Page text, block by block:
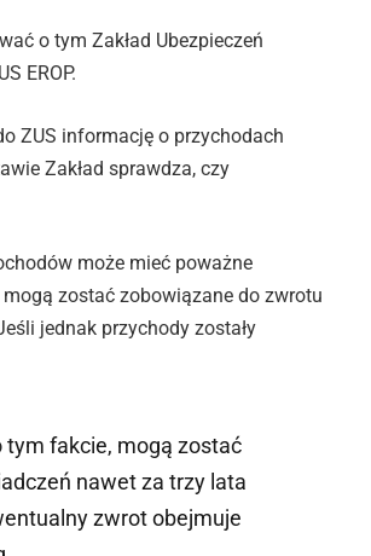
o tym Zakład Ubezpieczeń
EROP.
ZUS informację o przychodach
Zakład sprawdza, czy
może mieć poważne
zostać zobowiązane do zwrotu
jednak przychody zostały
tym fakcie, mogą zostać
nawet za trzy lata
zwrot obejmuje